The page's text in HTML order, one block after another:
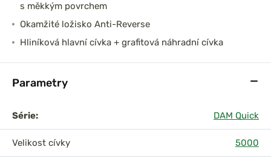
s měkkým povrchem
Okamžité ložisko Anti-Reverse
Hliníková hlavní cívka + grafitová náhradní cívka
Parametry
Série: DAM Quick
Velikost cívky 5000